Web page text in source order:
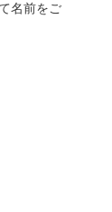
名前をご